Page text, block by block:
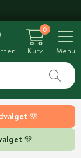
🌸
💚
0
Kurv
Menu